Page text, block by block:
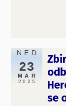
NED
23
MAR
2025
se